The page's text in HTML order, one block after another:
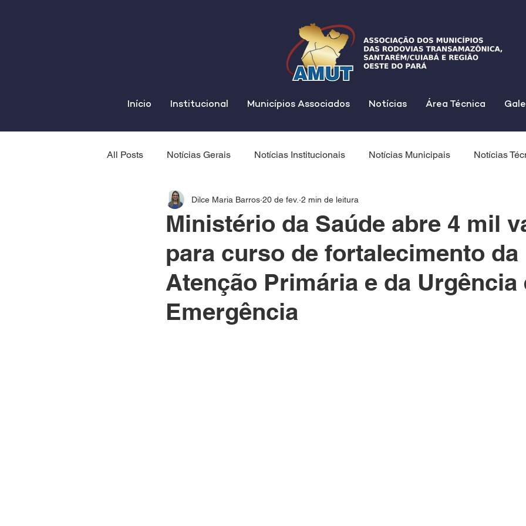
Início Institucional Municípios Associados Notícias Área Técnica
All Posts Notícias Gerais Notícias Institucionais Notícias Municipais Notícias
Ministério da Saúde abre 4 mil
para curso de fortalecimento da
Atenção Primária e da Urgência
Emergência
Dilce Maria Barros 20 de fev. 2 min de leitura